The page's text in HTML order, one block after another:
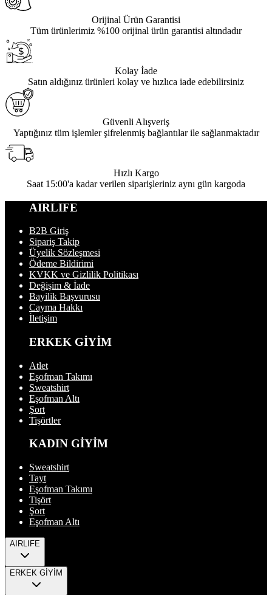
Orijinal Ürün Garantisi
Tüm ürünlerimiz %100 orijinal ürün garantisi altındadır
Kolay İade
Satın aldığınız ürünleri kolay ve hızlıca iade edebilirsiniz
Güvenli Alışveriş
Yaptığınız tüm işlemler şifrelenmiş bağlantılar ile sağlanmaktadır
Hızlı Kargo
Saat 15:00'a kadar verilen siparişleriniz aynı gün kargoda
AIRLIFE
B2B Giriş
Sipariş Takip
Üyelik Sözleşmesi
Ödeme Bildirimi
KVKK ve Gizlilik Politikası
Değişim & İade
Bayilik Başvurusu
Cayma Hakkı
İletişim
ERKEK GİYİM
Atlet
Eşofman Takımı
Sweatshirt
Eşofman Altı
Şort
Tişörtler
KADIN GİYİM
Sweatshirt
Tayt
Eşofman Takımı
Tişört
Şort
Eşofman Altı
AIRLIFE
ERKEK GİYİM